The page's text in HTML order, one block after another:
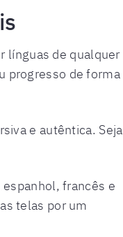
línguas de qualquer
progresso de forma
e autêntica. Seja
francês e
telas por um